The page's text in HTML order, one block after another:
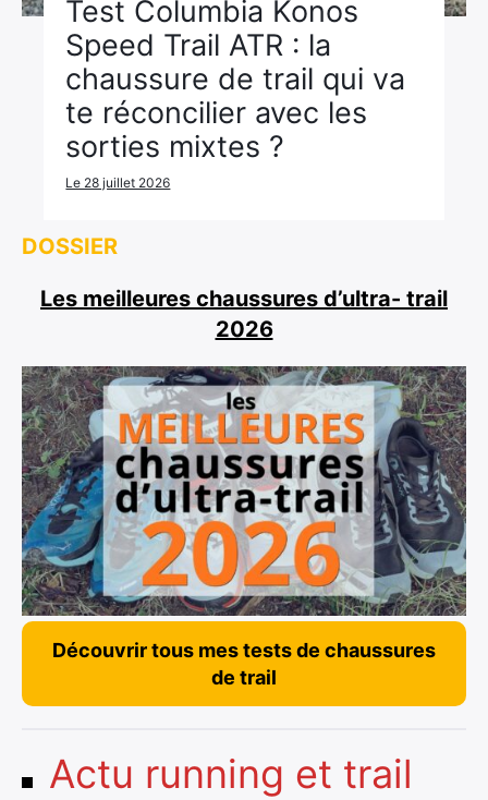
Test Columbia Konos
Speed Trail ATR : la
chaussure de trail qui va
te réconcilier avec les
sorties mixtes ?
Le 28 juillet 2026
DOSSIER
Les meilleures chaussures d’ultra- trail
2026
Découvrir tous mes tests de chaussures
de trail
Actu running et trail